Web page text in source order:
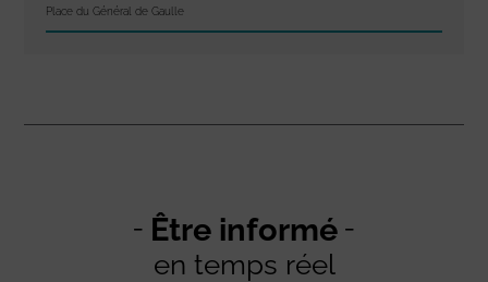
Place du Général de Gaulle
Être informé
en temps réel